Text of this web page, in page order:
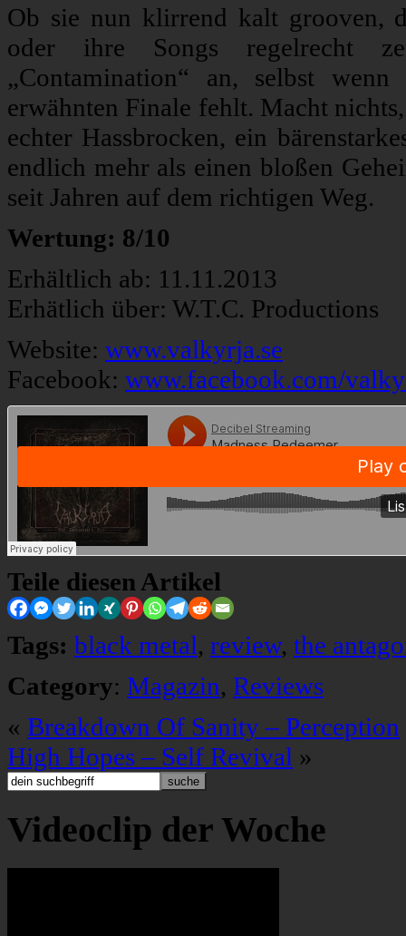
Ob sie nun klirrend kalt grooven,
oder ihre Songs regelrecht
„Contamination“ an, selbst
erwähnten Finale fehlt. Macht
echter Hassbrocken, ein
endlich mehr als einen bloßen
seit Jahren auf dem richtigen Weg.
Wertung: 8/10
Erhältlich ab: 11.11.2013
Erhätlich über: W.T.C. Productions
Website: www.valkyrja.se
Facebook: www.facebook.com/
Teile diesen Artikel
Tags: black metal, review, the
Category: Magazin, Reviews
« Breakdown Of Sanity – Perception
High Hopes – Self Revival »
Videoclip der Woche